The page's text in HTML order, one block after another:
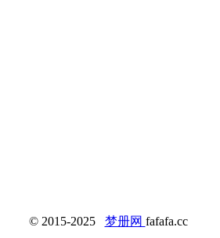
© 2015-2025 梦册网 fafafa.cc